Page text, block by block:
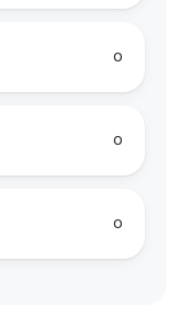
0
0
0